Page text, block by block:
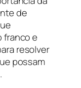
de
franco e
resolver
possam